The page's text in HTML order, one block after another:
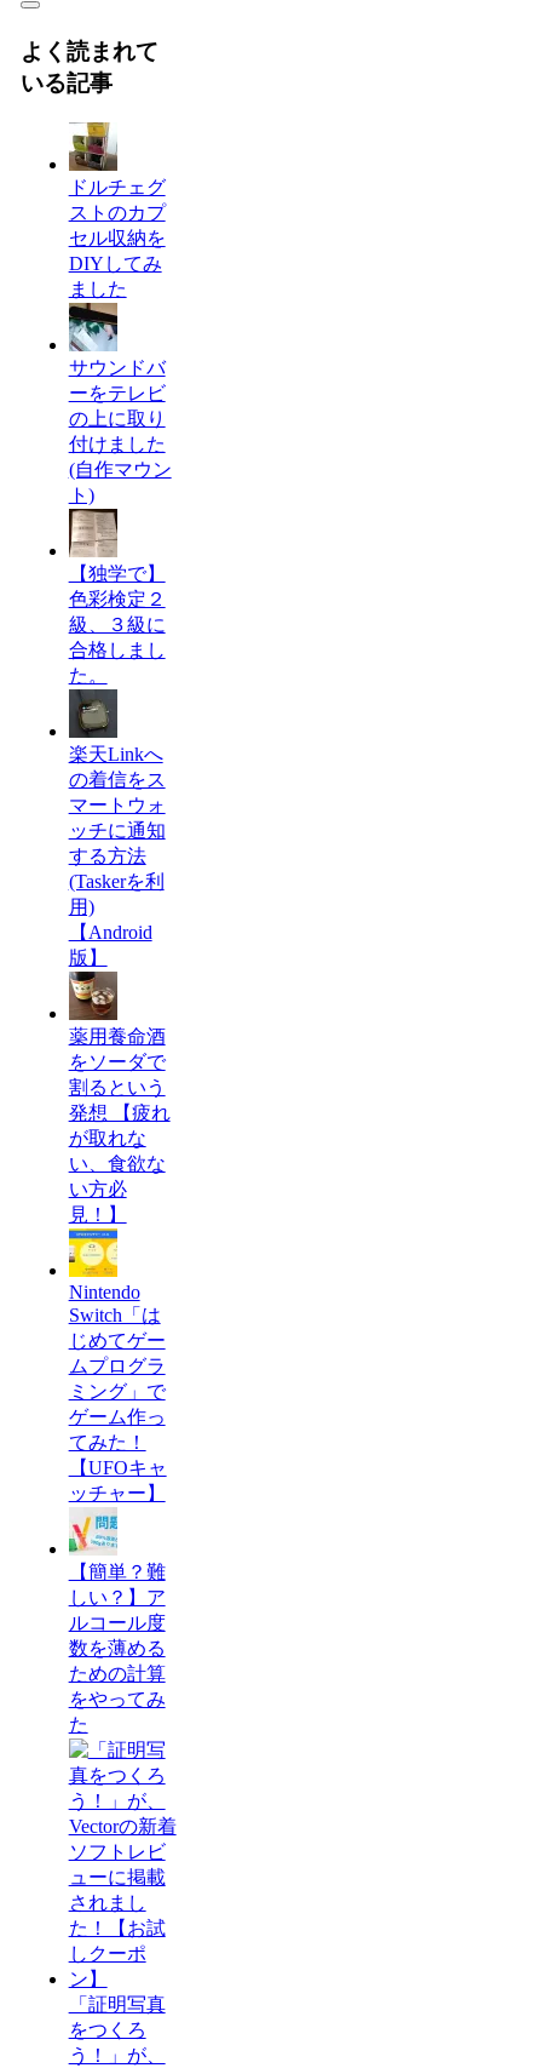
よく読まれて
いる記事
ドルチェグ
ストのカプ
セル収納を
DIYしてみ
ました
サウンドバ
ーをテレビ
の上に取り
付けました
(自作マウン
ト)
【独学で】
色彩検定２
級、３級に
合格しまし
た。
楽天Linkへ
の着信をス
マートウォ
ッチに通知
する方法
(Taskerを利
用)
【Android
版】
薬用養命酒
をソーダで
割るという
発想 【疲れ
が取れな
い、食欲な
い方必
見！】
Nintendo
Switch「は
じめてゲー
ムプログラ
ミング」で
ゲーム作っ
てみた！
【UFOキャ
ッチャー】
【簡単？難
しい？】ア
ルコール度
数を薄める
ための計算
をやってみ
た
「証明写真
をつくろ
う！」が、